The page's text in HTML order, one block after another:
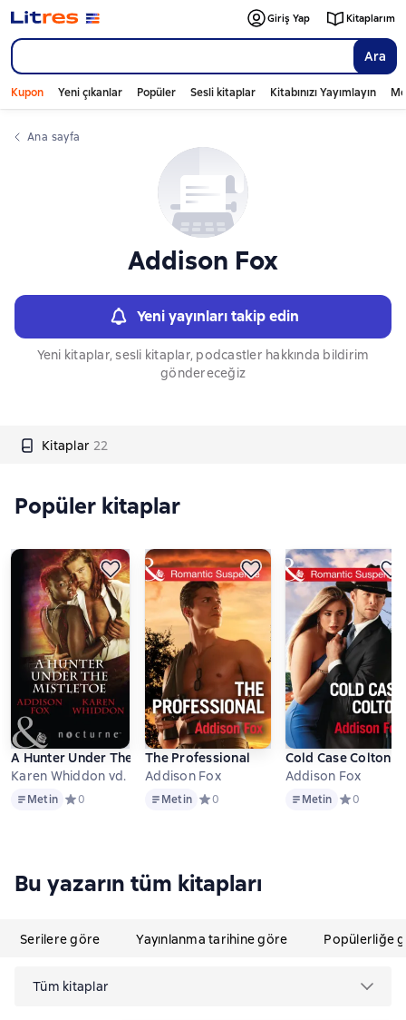
Ara
Giriş Yap Kitaplarım
Kupon Yeni çıkanlar Popüler Sesli kitaplar Kitabınızı Yayımlayın
Ana sayfa
Addison Fox
Yeni yayınları takip edin
Yeni kitaplar, sesli kitaplar, podcastler hakkında bildirim
göndereceğiz
Kitaplar 22
Слайдер с книгами
Popüler kitaplar
A Hunter Under The Mistletoe: All Is Bright / Heat of a Helios
Karen Whiddon vd.
MetinMetin Средний рейтинг 0 на основе 0 оценок
0
The Professional
Addison Fox
MetinMetin Средний рейтинг 0 на основе 0
0
Cold Case Colton
Addison Fox
MetinMetin Средний
0
Bu yazarın tüm kitapları
Serilere göre Yayınlanma tarihine göre Popülerliğe
Tüm kitaplar